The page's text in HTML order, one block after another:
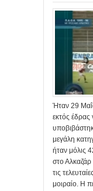
Ήταν 29
εκτός
μεγάλη
ήταν μόλις
στο
τις
μοιραίο. Η